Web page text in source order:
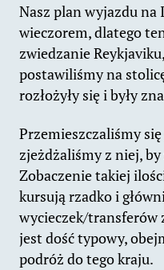
Nasz plan wyjazdu na
wieczorem, dlatego
zwiedzanie
postawiliśmy na
rozłożyły się i były
Przemieszczaliśmy
zjeżdżaliśmy z niej,
Zobaczenie takiej
kursują rzadko i
wycieczek/transferów
jest dość typowy,
podróż do tego kraju.